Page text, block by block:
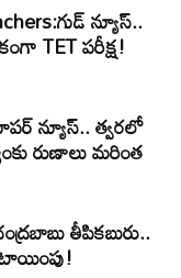
న్యూస్..
TET పరీక్ష!
న్యూస్.. త్వరలో
రుణాలు మరింత
తీపికబురు..